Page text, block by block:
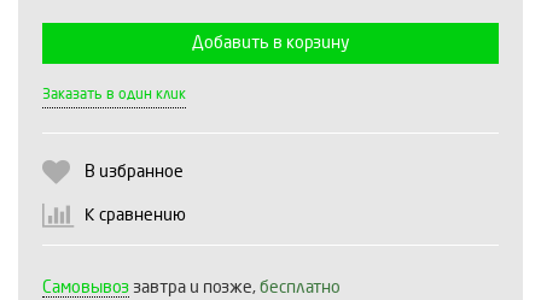
Добавить в корзину
Заказать в один клик
В избранное
К сравнению
Самовывоз завтра и позже, бесплатно